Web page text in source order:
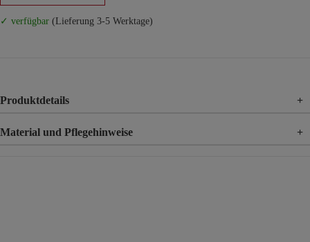
✓ verfügbar (Lieferung 3-5 Werktage)
Produktdetails +
Material und Pflegehinweise +